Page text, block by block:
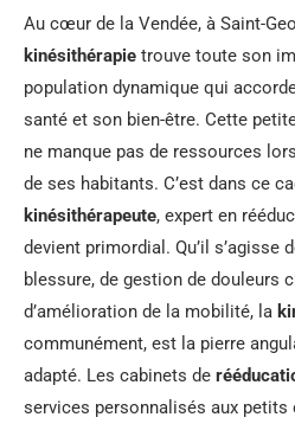
Au cœur de la Vendée, à Saint-
kinésithérapie trouve toute son
population dynamique qui
santé et son bien-être. Cette
ne manque pas de ressources
de ses habitants. C’est dans ce
kinésithérapeute, expert en
devient primordial. Qu’il s’agisse
blessure, de gestion de douleurs
d’amélioration de la mobilité, la
communément, est la pierre
adapté. Les cabinets de
services personnalisés aux petits